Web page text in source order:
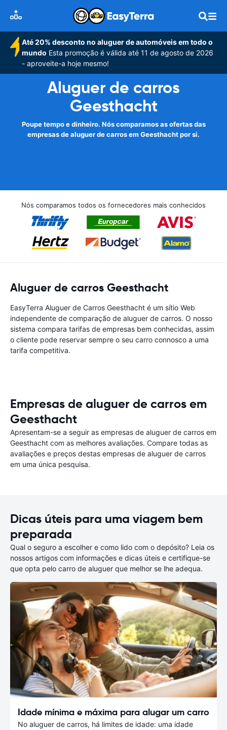
Até 20% desconto no aluguer de automóveis em todo o
mundo Esta promoção é válida até 11 de agosto de 2026
- aproveite-a hoje mesmo!
Aluguer de carros
Geesthacht
Poupe tempo e dinheiro. Nós comparamos as ofertas das
empresas de aluguer de carros em Geesthacht por si.
Nós comparamos todos os fornecedores mais conhecidos
Aluguer de carros Geesthacht
EasyTerra Aluguer de Carros Geesthacht é um sítio Web
independente de comparação de aluguer de carros. O nosso
sistema compara tarifas de empresas bem conhecidas, assim
o cliente pode reservar sempre o seu carro connosco a uma
tarifa competitiva.
Empresas de aluguer de carros em
Geesthacht
Apresentam-se a seguir as empresas de aluguer de carros em
Geesthacht com as melhores avaliações. Compare todas as
avaliações e preços destas empresas de aluguer de carros
em uma única pesquisa.
Dicas úteis para uma viagem bem
preparada
Qual o seguro a escolher e como lido com o depósito? Leia os
nossos artigos com informações e dicas úteis e certifique-se
que opta pelo carro de aluguer que melhor se lhe adequa.
Idade mínima e máxima para alugar um carro
No aluguer de carros, há limites de idade: uma idade